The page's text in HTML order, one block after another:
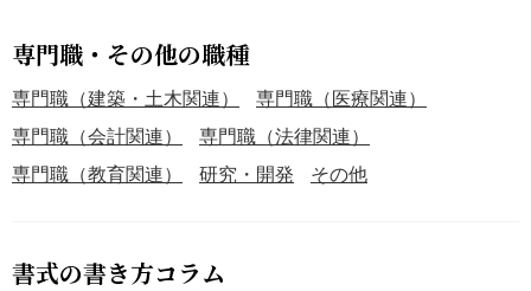
専門職・その他の職種
専門職（建築・土木関連）
専門職（医療関連）
専門職（会計関連）
専門職（法律関連）
専門職（教育関連）
研究・開発 その他
書式の書き方コラム